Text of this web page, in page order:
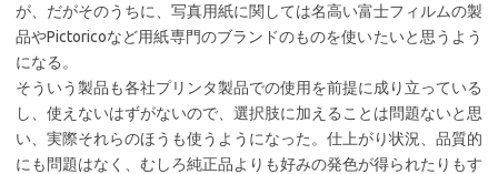
が、だがそのうちに、写真用紙に関しては名高い富士フィルムの製
品やPictoricoなど用紙専門のブランドのものを使いたいと思うよう
になる。
そういう製品も各社プリンタ製品での使用を前提に成り立っている
し、使えないはずがないので、選択肢に加えることは問題ないと思
い、実際それらのほうも使うようになった。仕上がり状況、品質的
にも問題はなく、むしろ純正品よりも好みの発色が得られたりもす